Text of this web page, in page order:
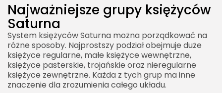
Najważniejsze grupy księżyców
Saturna
System księżyców Saturna można porządkować na
różne sposoby. Najprostszy podział obejmuje duże
księżyce regularne, małe księżyce wewnętrzne,
księżyce pasterskie, trojańskie oraz nieregularne
księżyce zewnętrzne. Każda z tych grup ma inne
znaczenie dla zrozumienia całego układu.